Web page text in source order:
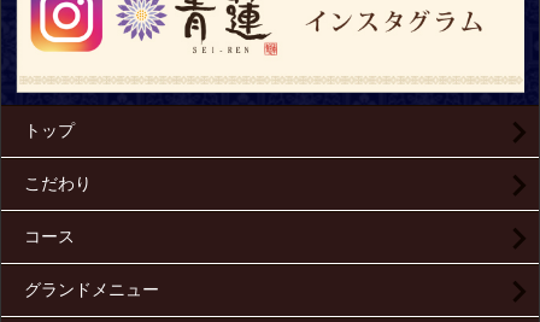
トップ
こだわり
コース
グランドメニュー